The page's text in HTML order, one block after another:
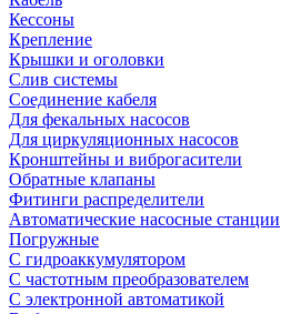
Кессоны
Крепление
Крышки и оголовки
Слив системы
Соединение кабеля
Для фекальных насосов
Для циркуляционных насосов
Кронштейны и виброгасители
Обратные клапаны
Фитинги распределители
Автоматические насосные станции
Погружные
С гидроаккумулятором
С частотным преобразователем
С электронной автоматикой